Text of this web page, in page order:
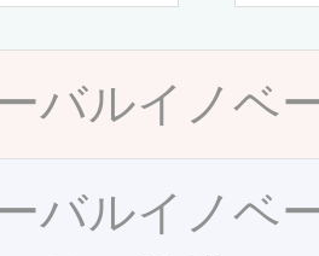
バルイノベ
バルイノベ